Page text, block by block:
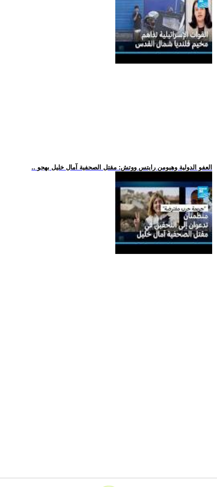
.. العفو الدولية وهيومن رايتس ووتش: مقتل الصحفية آمال خليل بهجو